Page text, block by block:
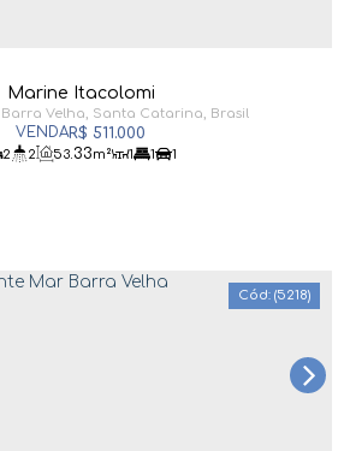
Marine Itacolomi
R$ 511.000
Barra Velha, Santa Catarina, Brasil
2 2 53.33m² 1 1 1
(5218)